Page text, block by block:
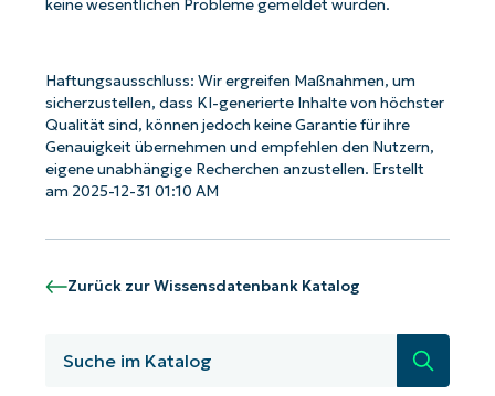
keine wesentlichen Probleme gemeldet wurden.
Haftungsausschluss: Wir ergreifen Maßnahmen, um
sicherzustellen, dass KI-generierte Inhalte von höchster
Qualität sind, können jedoch keine Garantie für ihre
Genauigkeit übernehmen und empfehlen den Nutzern,
eigene unabhängige Recherchen anzustellen. Erstellt
am 2025-12-31 01:10 AM
Zurück zur Wissensdatenbank Katalog
Suche
Starten Sie mit NinjaOne AI-gesteuerten
KB-Analysen!
First